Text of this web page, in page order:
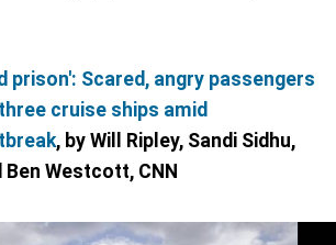
prison': Scared, angry passengers
cruise ships amid
, by Will Ripley, Sandi Sidhu,
Westcott, CNN